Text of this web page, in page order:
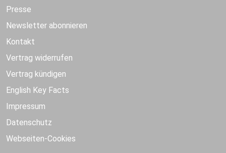
Presse
Newsletter abonnieren
Kontakt
Vertrag widerrufen
Vertrag kündigen
English Key Facts
Impressum
Datenschutz
Webseiten-Cookies